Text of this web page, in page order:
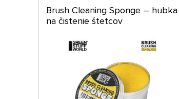
Brush Cleaning Sponge – hubka
na čistenie štetcov